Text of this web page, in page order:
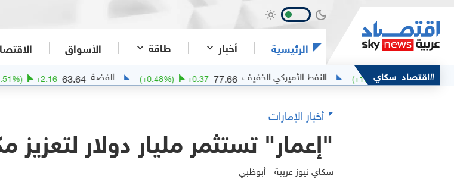
الرئيسية أخبار طاقة الأسواق
#اقتصاد_سكاي+
(+1.97%) النفط الأميركي الخفيف 77.66
+0.37
( +0.48%) الفضة 63.64
+2.16
( +3.51%)
أخبار الإمارات
"إعمار" تستثمر مليار دولار لتعزيز
سكاي نيوز عربية - أبوظبي